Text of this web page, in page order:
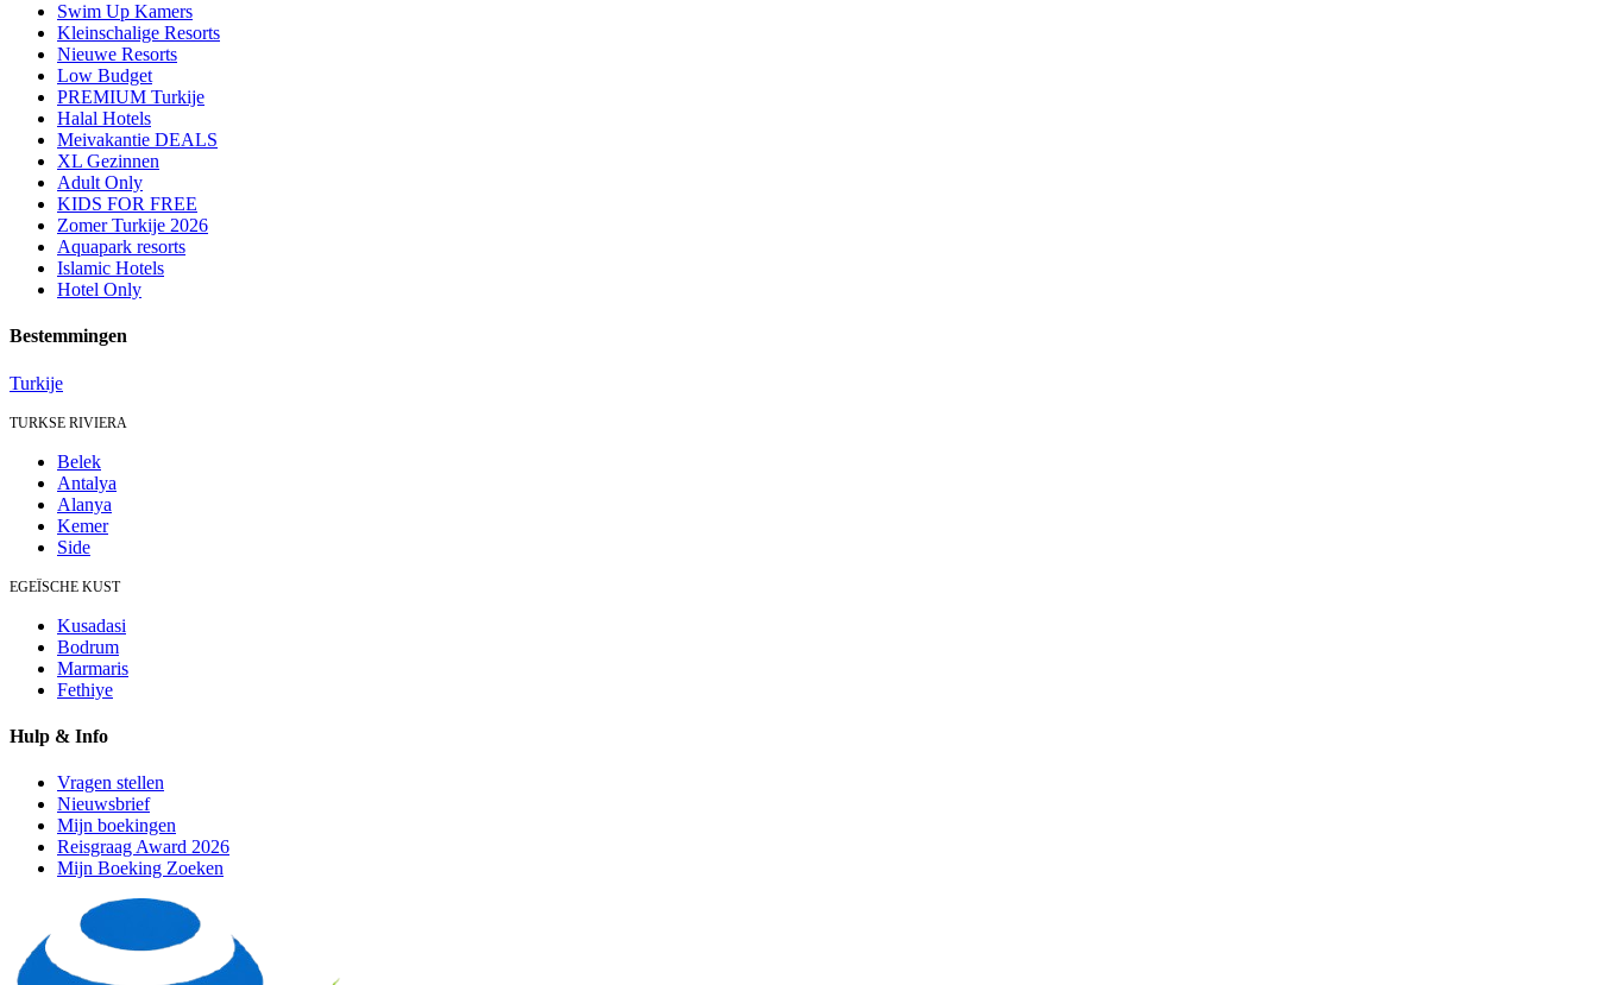
Swim Up Kamers
Kleinschalige Resorts
Nieuwe Resorts
Low Budget
PREMIUM Turkije
Halal Hotels
Meivakantie DEALS
XL Gezinnen
Adult Only
KIDS FOR FREE
Zomer Turkije 2026
Aquapark resorts
Islamic Hotels
Hotel Only
Bestemmingen
Turkije
TURKSE RIVIERA
Belek
Antalya
Alanya
Kemer
Side
EGEÏSCHE KUST
Kusadasi
Bodrum
Marmaris
Fethiye
Hulp & Info
Vragen stellen
Nieuwsbrief
Mijn boekingen
Reisgraag Award 2026
Mijn Boeking Zoeken